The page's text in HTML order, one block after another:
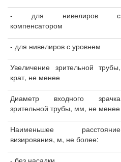
- для нивелиров с
компенсатором
- для нивелиров с уровнем
Увеличение зрительной трубы,
крат, не менее
Диаметр входного зрачка
зрительной трубы, мм, не менее
Наименьшее расстояние
визирования, м, не более:
- без насадки